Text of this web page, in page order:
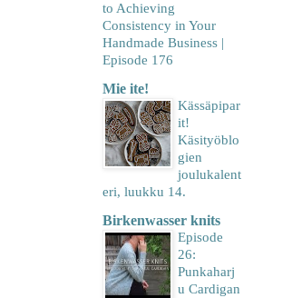
to Achieving
Consistency in Your
Handmade Business |
Episode 176
Mie ite!
Kässäpipar
it!
Käsityöblo
gien
joulukalent
eri, luukku 14.
Birkenwasser knits
Episode
26:
Punkaharj
u Cardigan